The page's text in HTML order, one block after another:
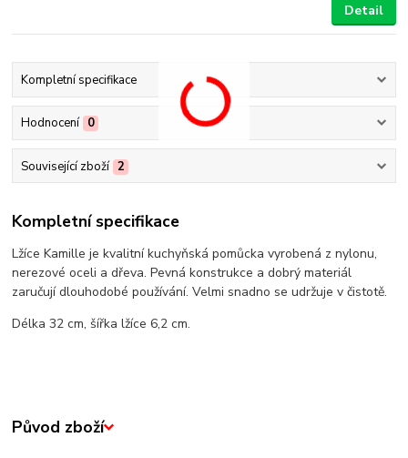
Detail
Kompletní specifikace
Hodnocení 0
Související zboží 2
Kompletní specifikace
Lžíce Kamille je kvalitní kuchyňská pomůcka vyrobená z nylonu,
nerezové oceli a dřeva. Pevná konstrukce a dobrý materiál
zaručují dlouhodobé používání. Velmi snadno se udržuje v čistotě.
Délka 32 cm, šířka lžíce 6,2 cm.
Původ zboží